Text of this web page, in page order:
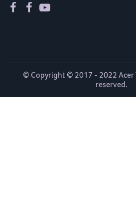
© Copyright © 2017 - 2022 Acer
reserved.